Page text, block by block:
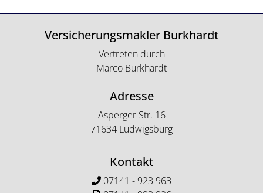
Versicherungsmakler Burkhardt
Vertreten durch
Marco Burkhardt
Adresse
Asperger Str. 16
71634 Ludwigsburg
Kontakt
07141 - 923 963